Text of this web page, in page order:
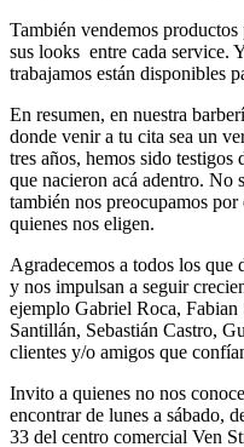
También vendemos productos
sus looks entre cada service.
trabajamos están disponibles
En resumen, en nuestra
donde venir a tu cita sea un
tres años, hemos sido testigos
que nacieron acá adentro. No
también nos preocupamos por
quienes nos eligen.
Agradecemos a todos los que
y nos impulsan a seguir
ejemplo Gabriel Roca,
Santillán, Sebastián Castro,
clientes y/o amigos que
Invito a quienes no nos
encontrar de lunes a sábado,
33 del centro comercial Ven